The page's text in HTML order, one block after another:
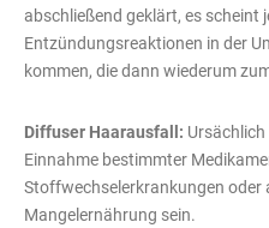
abschließend geklärt, es scheint
Entzündungsreaktionen in der
kommen, die dann wiederum
Diffuser Haarausfall:
Einnahme bestimmter
Stoffwechselerkrankungen oder
Mangelernährung sein.